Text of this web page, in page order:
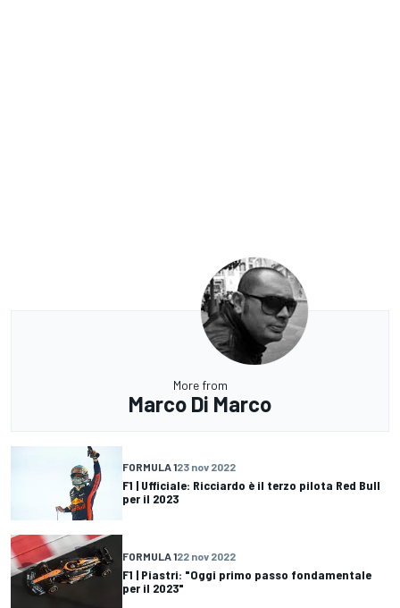
More from
Marco Di Marco
FORMULA 123 nov 2022
F1 | Ufficiale: Ricciardo è il terzo pilota Red Bull
per il 2023
FORMULA 122 nov 2022
F1 | Piastri: "Oggi primo passo fondamentale
per il 2023"